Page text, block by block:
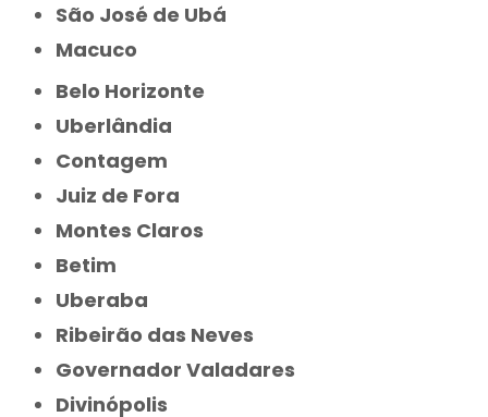
São José de Ubá
Macuco
Belo Horizonte
Uberlândia
Contagem
Juiz de Fora
Montes Claros
Betim
Uberaba
Ribeirão das Neves
Governador Valadares
Divinópolis